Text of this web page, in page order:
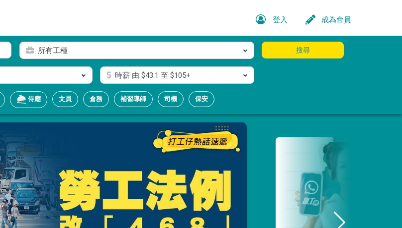
登入 成為會員
所有工種
時薪由 $43.1 至 $105+
搜尋
侍應 文員 倉務 補習導師 司機 保安